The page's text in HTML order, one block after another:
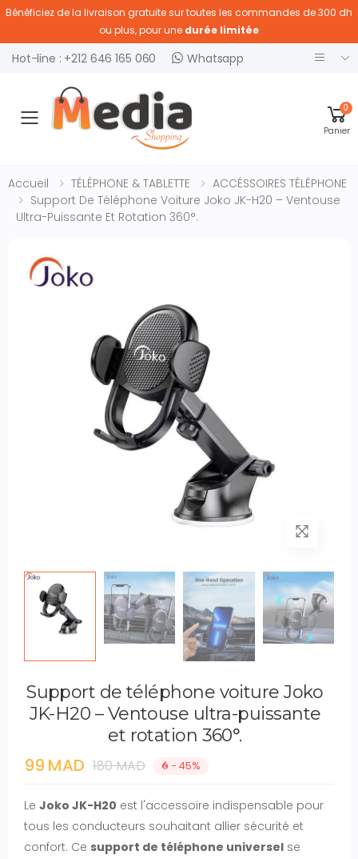
Bénéficiez de la livraison gratuite sur toutes les commandes de 300 dh
ou plus, pour une durée limitée
Hot-line : +212 646 165 060 Whatsapp
Ouvrir menu
0
Panier
Accueil TÉLÉPHONE & TABLETTE
ACCÉSSOIRES TÉLÉPHONE
Support De Téléphone Voiture Joko JK-H20 – Ventouse
Ultra-Puissante Et Rotation 360°.
Support de téléphone voiture Joko
JK-H20 – Ventouse ultra-puissante
et rotation 360°.
99 MAD 180 MAD - 45%
Le Joko JK-H20 est l'accessoire indispensable pour
tous les conducteurs souhaitant allier sécurité et
confort. Ce support de téléphone universel se